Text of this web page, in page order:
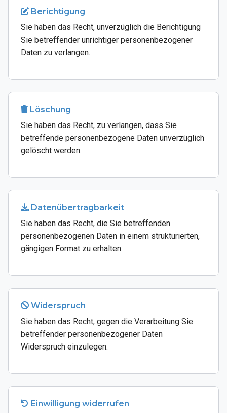
Berichtigung
Sie haben das Recht, unverzüglich die Berichtigung
Sie betreffender unrichtiger personenbezogener
Daten zu verlangen.
Löschung
Sie haben das Recht, zu verlangen, dass Sie
betreffende personenbezogene Daten unverzüglich
gelöscht werden.
Datenübertragbarkeit
Sie haben das Recht, die Sie betreffenden
personenbezogenen Daten in einem strukturierten,
gängigen Format zu erhalten.
Widerspruch
Sie haben das Recht, gegen die Verarbeitung Sie
betreffender personenbezogener Daten
Widerspruch einzulegen.
Einwilligung widerrufen